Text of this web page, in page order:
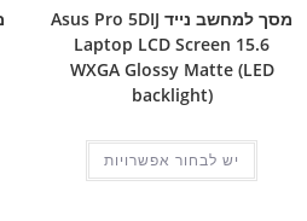
מסך למחשב נייד Asus Pro 5DIJ
Laptop LCD Screen 15.6
WXGA Glossy Matte (LED
backlight)
יש לבחור אפשרויות